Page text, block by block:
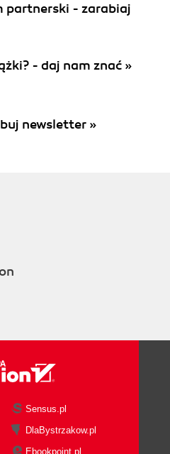
partnerski - zarabiaj
- daj nam znać »
newsletter »
Sensus.pl
DlaBystrzakow.pl
Ebookpoint.pl